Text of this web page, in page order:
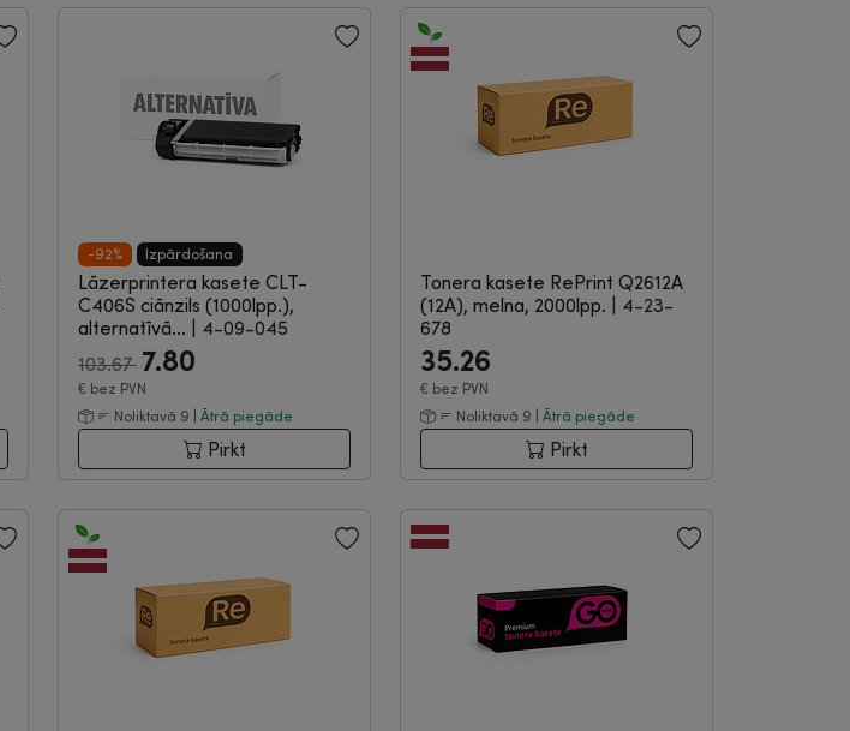
-92% Izpārdošana
Lāzerprintera kasete CLT-
C406S ciānzils (1000lpp.),
alternatīvā...
4-09-045
103.67 7.80
€ bez PVN
Noliktavā 9 | Ātrā piegāde
Pirkt
Tonera kasete RePrint Q2612A
(12A), melna, 2000lpp.
4-23-
678
35.26
€ bez PVN
Noliktavā 9 | Ātrā piegāde
Pirkt